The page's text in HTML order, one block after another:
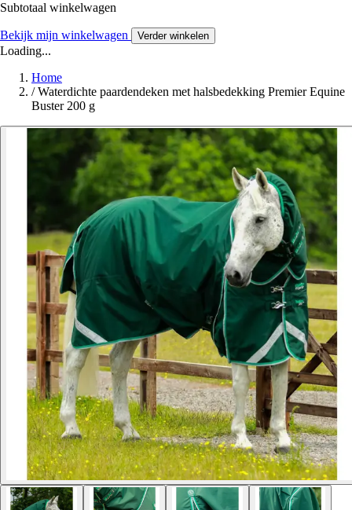
Subtotaal winkelwagen
Bekijk mijn winkelwagen Verder winkelen
Loading...
Home
/ Waterdichte paardendeken met halsbedekking Premier Equine
Buster 200 g